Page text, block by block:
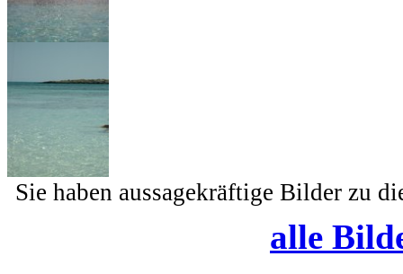
Sie haben aussagekräftige Bilder zu
alle